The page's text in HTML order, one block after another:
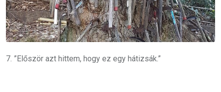
7. ”Először azt hittem, hogy ez egy hátizsák.”